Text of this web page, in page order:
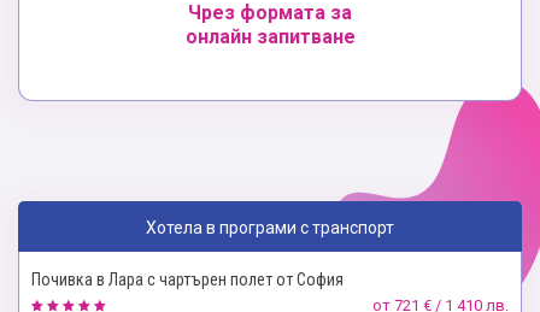
Чрез формата за
онлайн запитване
Хотела в програми с транспорт
Почивка в Лара с чартърен полет от София
от 721 € / 1 410 лв.